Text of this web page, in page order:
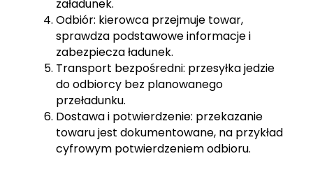
załadunek.
Odbiór: kierowca przejmuje towar,
sprawdza podstawowe informacje i
zabezpiecza ładunek.
Transport bezpośredni: przesyłka jedzie
do odbiorcy bez planowanego
przeładunku.
Dostawa i potwierdzenie: przekazanie
towaru jest dokumentowane, na przykład
cyfrowym potwierdzeniem odbioru.